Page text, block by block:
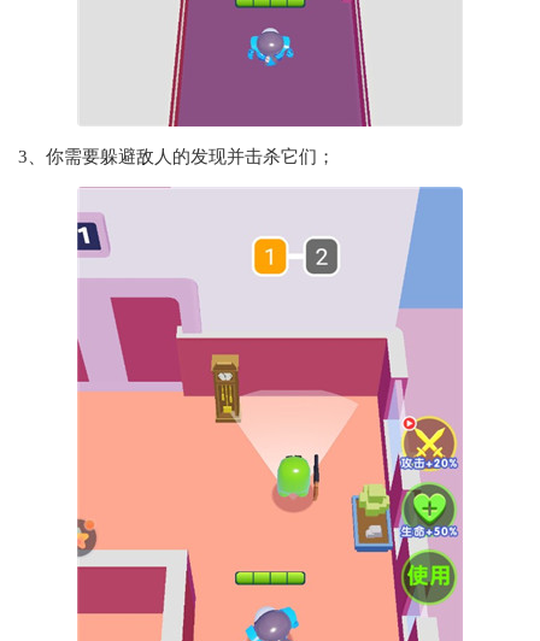
3、你需要躲避敌人的发现并击杀它们；